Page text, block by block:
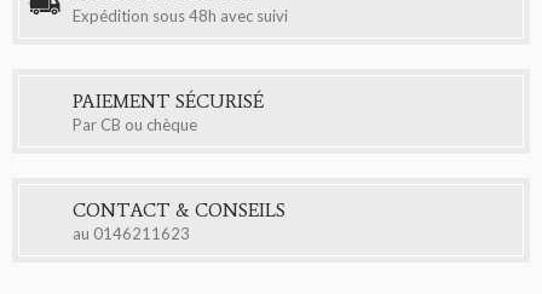
Expédition sous 48h avec suivi
PAIEMENT SÉCURISÉ
Par CB ou chèque
CONTACT & CONSEILS
au 0146211623